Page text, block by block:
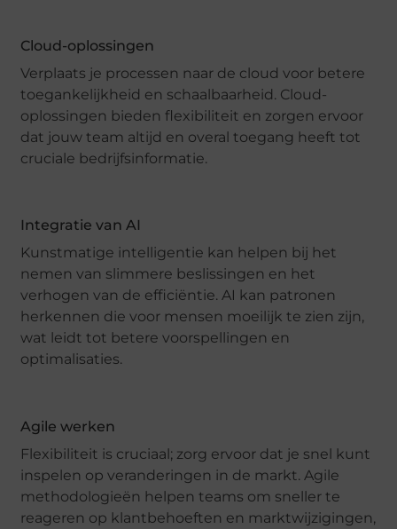
Cloud-oplossingen
Verplaats je processen naar de cloud voor betere
toegankelijkheid en schaalbaarheid. Cloud-
oplossingen bieden flexibiliteit en zorgen ervoor
dat jouw team altijd en overal toegang heeft tot
cruciale bedrijfsinformatie.
Integratie van AI
Kunstmatige intelligentie kan helpen bij het
nemen van slimmere beslissingen en het
verhogen van de efficiëntie. AI kan patronen
herkennen die voor mensen moeilijk te zien zijn,
wat leidt tot betere voorspellingen en
optimalisaties.
Agile werken
Flexibiliteit is cruciaal; zorg ervoor dat je snel kunt
inspelen op veranderingen in de markt. Agile
methodologieën helpen teams om sneller te
reageren op klantbehoeften en marktwijzigingen,